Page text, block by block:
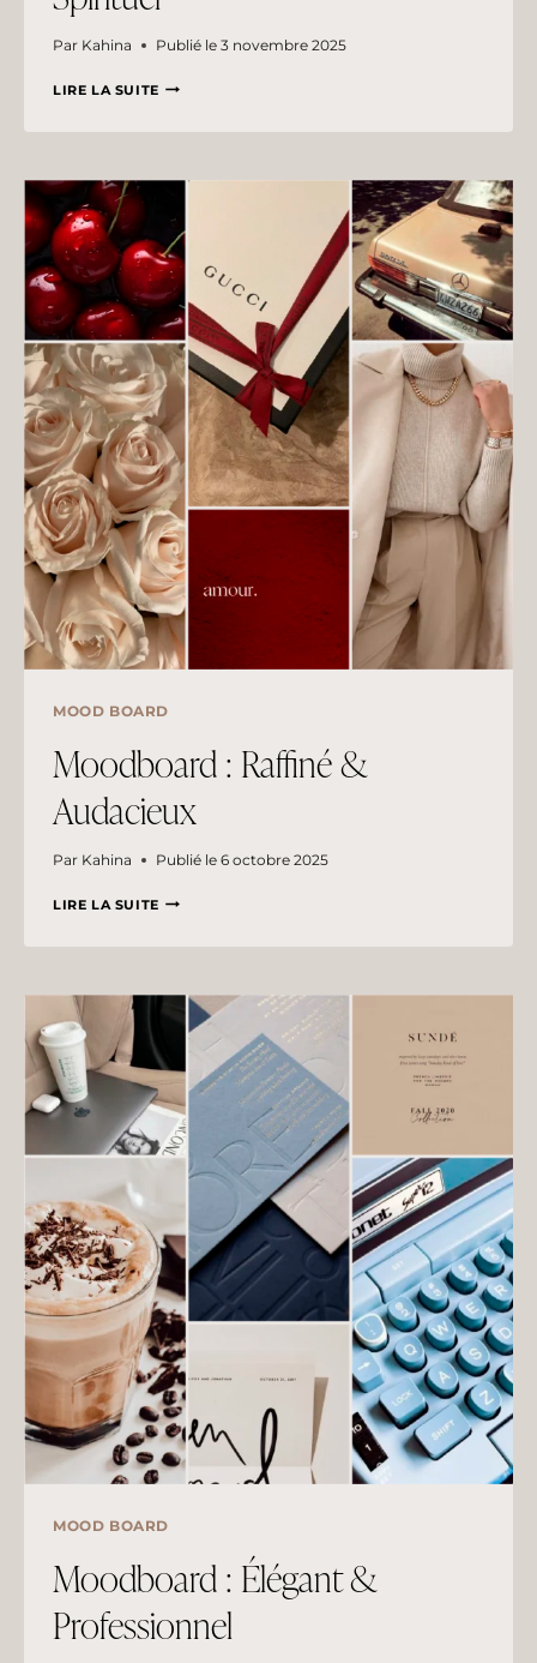
Par Kahina Publié le 3 novembre 2025
LIRE LA SUITEMOODBOARD
MOOD BOARD
Moodboard : Raffiné &
Audacieux
Par Kahina Publié le 6 octobre 2025
LIRE LA SUITEMOODBOARD
AUDACIEUX
MOOD BOARD
Moodboard : Élégant &
Professionnel